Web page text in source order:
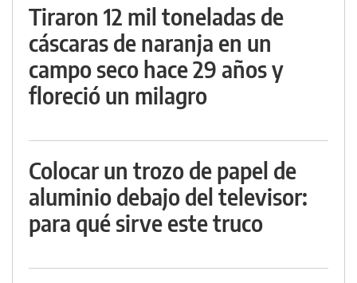
Tiraron 12 mil toneladas de
cáscaras de naranja en un
campo seco hace 29 años y
floreció un milagro
Colocar un trozo de papel de
aluminio debajo del televisor:
para qué sirve este truco